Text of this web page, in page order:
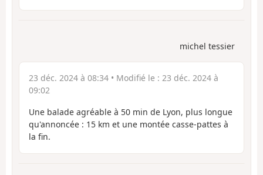
michel tessier
23 déc. 2024 à 08:34 • Modifié le : 23 déc. 2024 à
09:02
Une balade agréable à 50 min de Lyon, plus longue
qu'annoncée : 15 km et une montée casse-pattes à
la fin.